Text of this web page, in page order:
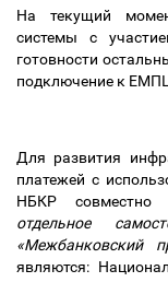
На текущий
системы с
готовности
подключение к
Для развития
платежей с
НБКР
отдельное
«Межбанковский
являются: